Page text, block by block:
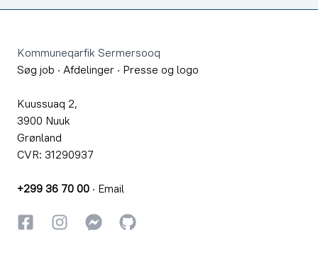
Kommuneqarfik Sermersooq
Søg job · Afdelinger · Presse og logo
Kuussuaq 2,
3900 Nuuk
Grønland
CVR: 31290937
+299 36 70 00 · Email
FacebookInstagramInstagram
GitHub